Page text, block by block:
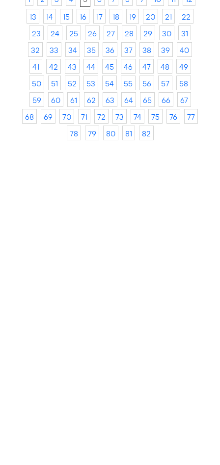
13
14 15 16 17 18 19 20 21
22
23
24 25 26 27 28 29 30
31
32
33 34 35 36 37 38 39
40
41
42 43 44 45 46 47 48
49
50
51 52 53 54 55 56 57
58
59
60 61 62 63 64 65 66
67
68
69 70 71 72 73 74 75 76
77
78
79 80 81 82